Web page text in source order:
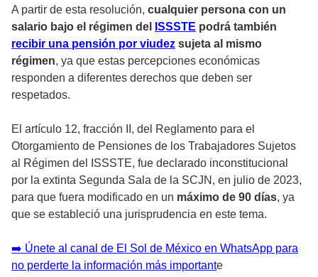
A partir de esta resolución, cualquier persona con un
salario bajo el régimen del
ISSSTE podrá también
recibir una pensión por viudez sujeta al mismo
régimen, ya que estas percepciones económicas
responden a diferentes derechos que deben ser
respetados.
El artículo 12, fracción II, del Reglamento para el
Otorgamiento de Pensiones de los Trabajadores Sujetos
al Régimen del ISSSTE, fue declarado inconstitucional
por la extinta Segunda Sala de la SCJN, en julio de 2023,
para que fuera modificado en un máximo de 90 días, ya
que se estableció una jurisprudencia en este tema.
➡️ Únete al canal de El Sol de México en WhatsApp para
no perderte la información más importante